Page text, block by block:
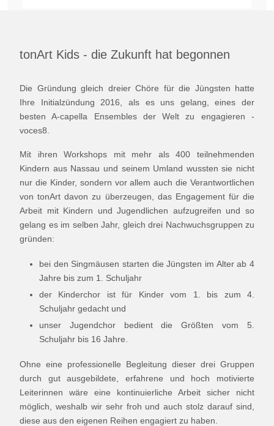
tonArt Kids - die Zukunft hat begonnen
Die Gründung gleich dreier Chöre für die Jüngsten hatte
Ihre Initialzündung 2016, als es uns gelang, eines der
besten A-capella Ensembles der Welt zu engagieren -
voces8.
Mit ihren Workshops mit mehr als 400 teilnehmenden
Kindern aus Nassau und seinem Umland wussten sie nicht
nur die Kinder, sondern vor allem auch die Verantwortlichen
von tonArt davon zu überzeugen, das Engagement für die
Arbeit mit Kindern und Jugendlichen aufzugreifen und so
gelang es im selben Jahr, gleich drei Nachwuchsgruppen zu
gründen:
bei den Singmäusen starten die Jüngsten im Alter ab 4
Jahre bis zum 1. Schuljahr
der Kinderchor ist für Kinder vom 1. bis zum 4.
Schuljahr gedacht und
unser Jugendchor bedient die Größten vom 5.
Schuljahr bis 16 Jahre.
Ohne eine professionelle Begleitung dieser drei Gruppen
durch gut ausgebildete, erfahrene und hoch motivierte
Leiterinnen wäre eine kontinuierliche Arbeit sicher nicht
möglich, weshalb wir sehr froh und auch stolz darauf sind,
diese aus den eigenen Reihen engagiert zu haben.